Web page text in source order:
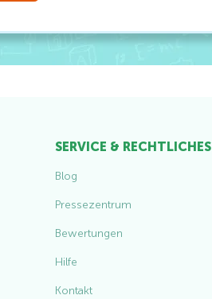
SERVICE & RECHTLICHES
Blog
Pressezentrum
Bewertungen
Hilfe
Kontakt